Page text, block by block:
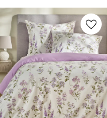
favorite